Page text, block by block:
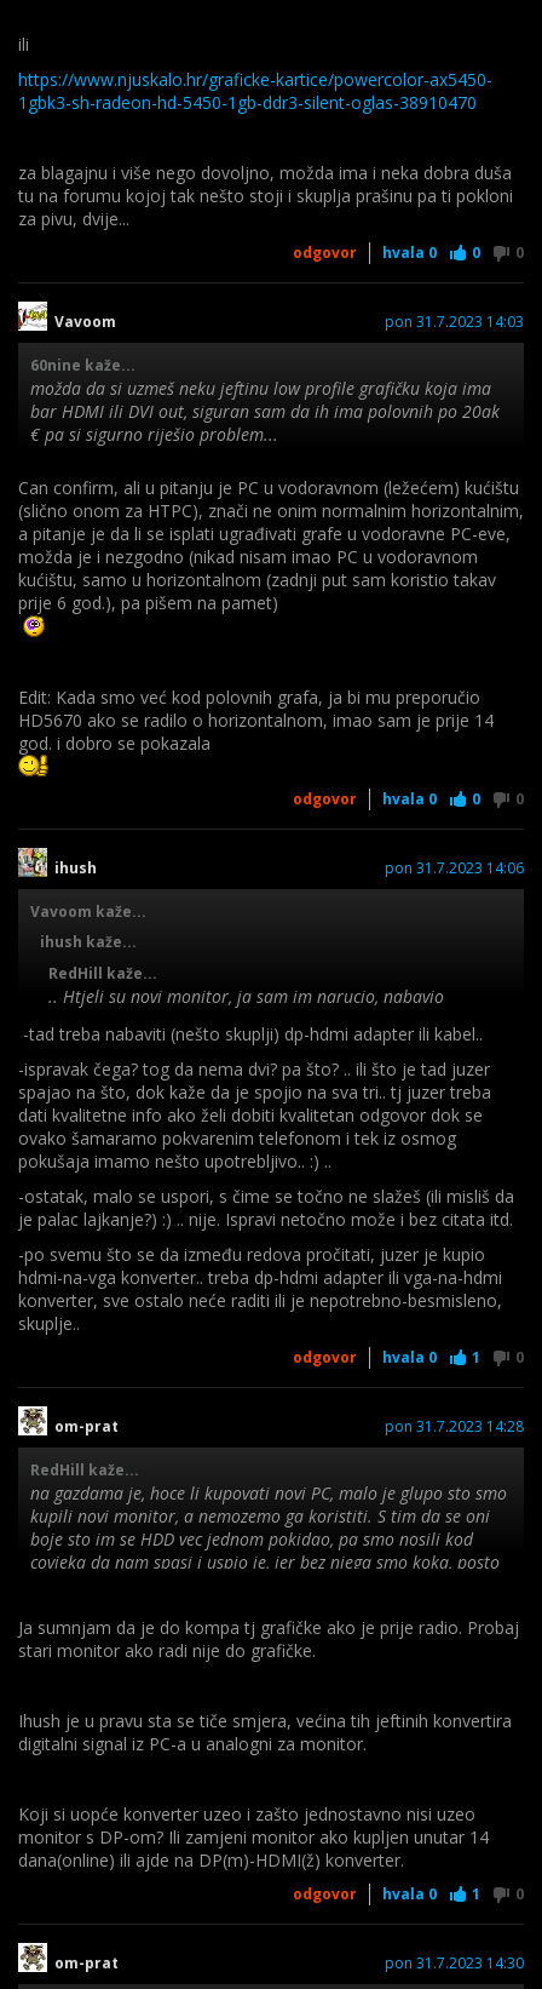
ili
https://www.njuskalo.hr/graficke-kartice/powercolor-ax5450-
1gbk3-sh-radeon-hd-5450-1gb-ddr3-silent-oglas-38910470
za blagajnu i više nego dovoljno, možda ima i neka dobra duša
tu na forumu kojoj tak nešto stoji i skuplja prašinu pa ti pokloni
za pivu, dvije...
odgovor hvala 0 0 0
Vavoom pon 31.7.2023 14:03
60nine kaže...
možda da si uzmeš neku jeftinu low profile grafičku koja ima
bar HDMI ili DVI out, siguran sam da ih ima polovnih po 20ak
€ pa si sigurno riješio problem...
https://www.njuskalo.hr/graficke-kartice/graficka-kartica-palit-
nvidia-gt-720-1gb-ddr3-neat7200hd06-oglas-40116423
ili
https://www.njuskalo.hr/graficke-kartice/powercolor-ax5450-
za blagajnu i više nego dovoljno, možda ima i neka dobra duša
tu na forumu kojoj tak nešto stoji i skuplja prašinu pa ti
pokloni za pivu, dvije...
Can confirm, ali u pitanju je PC u vodoravnom (ležećem) kućištu
(slično onom za HTPC), znači ne onim normalnim horizontalnim,
a pitanje je da li se isplati ugrađivati grafe u vodoravne PC-eve,
možda je i nezgodno (nikad nisam imao PC u vodoravnom
kućištu, samo u horizontalnom (zadnji put sam koristio takav
prije 6 god.), pa pišem na pamet)
Edit: Kada smo već kod polovnih grafa, ja bi mu preporučio
HD5670 ako se radilo o horizontalnom, imao sam je prije 14
god. i dobro se pokazala
odgovor hvala 0 0 0
ihush pon 31.7.2023 14:06
Vavoom kaže...
ihush kaže...
RedHill kaže...
.. Htjeli su novi monitor, ja sam im narucio, nabavio
grafickom.
-ponovo.. vjerojatno si uzeo pogrešan konverter, hdmi na
vga.. trebaš vga na hdmi.. ili bolje, jeftinije, kvalitetnije.. dvi-
adapter koji 100% radisvaki + razlika riječi adapter-
konverter mada se u prodaji sve često nazove adapterom.
Osim adaptera dvi-hdmi (obostrano-dvosmjerno) može i
adapter-kabel, no cijene su im obično više, ne isplati se
pogotovo kad već imaš hdmi kabel..
Ispravak kolega, PC koji je naveo gore (okačio je link na
specifikacije) nema DVI out odostraga, samo VGA i DP, a nema
vanjsku grafu (ponavljam), već samo integriranu u procu
-tad treba nabaviti (nešto skuplji) dp-hdmi adapter ili kabel..
-ispravak čega? tog da nema dvi? pa što? .. ili što je tad juzer
spajao na što, dok kaže da je spojio na sva tri.. tj juzer treba
dati kvalitetne info ako želi dobiti kvalitetan odgovor dok se
ovako šamaramo pokvarenim telefonom i tek iz osmog
pokušaja imamo nešto upotrebljivo.. :) ..
-ostatak, malo se uspori, s čime se točno ne slažeš (ili misliš da
je palac lajkanje?) :) .. nije. Ispravi netočno može i bez citata itd.
-po svemu što se da između redova pročitati, juzer je kupio
hdmi-na-vga konverter.. treba dp-hdmi adapter ili vga-na-hdmi
konverter, sve ostalo neće raditi ili je nepotrebno-besmisleno,
skuplje..
odgovor hvala 0 1 0
om-prat pon 31.7.2023 14:28
RedHill kaže...
na gazdama je, hoce li kupovati novi PC, malo je glupo sto smo
kupili novi monitor, a nemozemo ga koristiti. S tim da se oni
boje sto im se HDD vec jednom pokidao, pa smo nosili kod
covjeka da nam spasi i uspio je, jer bez njega smo koka, posto
prebacivalo stari HDD u novo racunalo, ako i budu kupili.
Htjeli su novi monitor, ja sam im narucio, nabavio adapter, ali
Ja sumnjam da je do kompa tj grafičke ako je prije radio. Probaj
stari monitor ako radi nije do grafičke.
Ihush je u pravu sta se tiče smjera, većina tih jeftinih konvertira
digitalni signal iz PC-a u analogni za monitor.
Koji si uopće konverter uzeo i zašto jednostavno nisi uzeo
monitor s DP-om? Ili zamjeni monitor ako kupljen unutar 14
dana(online) ili ajde na DP(m)-HDMI(ž) konverter.
odgovor hvala 0 1 0
om-prat pon 31.7.2023 14:30